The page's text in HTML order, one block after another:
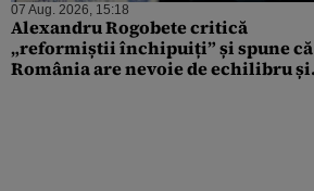
07 Aug. 2026, 15:18
Alexandru Rogobete critică
„reformiștii închipuiți” și spune că
România are nevoie de echilibru și